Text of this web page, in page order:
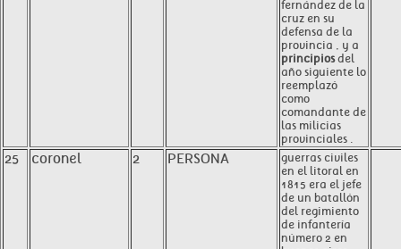
fernández de la
cruz en su
defensa de la
provincia , y a
principiosdel
año siguiente lo
reemplazó
como
comandante de
las milicias
provinciales .
25 coronel 2 PERSONA
guerras civiles
en el litoral en
1815 era el jefe
de un batallón
del regimiento
de infantería
número 2 en